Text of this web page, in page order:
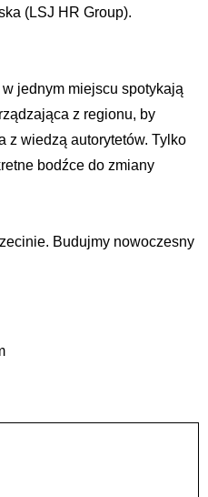
(LSJ HR Group).
jednym miejscu spotykają
z regionu, by
z wiedzą autorytetów. Tylko
bodźce do zmiany
Budujmy nowoczesny